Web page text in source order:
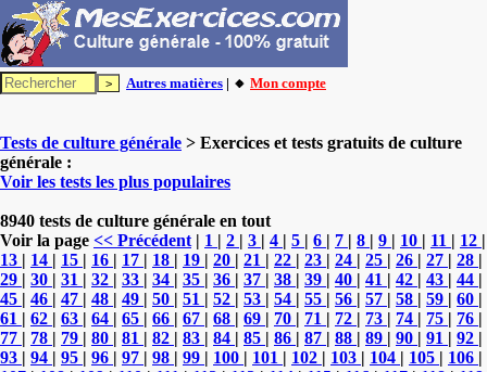
Autres matières | 🔸 Mon compte
Tests de culture générale > Exercices et tests gratuits de culture
générale :
Voir les tests les plus populaires
8940 tests de culture générale en tout
Voir la page << Précédent | 1 | 2 | 3 | 4 | 5 | 6 | 7 | 8 | 9 | 10 | 11 | 12 |
13 | 14 | 15 | 16 | 17 | 18 | 19 | 20 | 21 | 22 | 23 | 24 | 25 | 26 | 27 | 28 |
29 | 30 | 31 | 32 | 33 | 34 | 35 | 36 | 37 | 38 | 39 | 40 | 41 | 42 | 43 | 44 |
45 | 46 | 47 | 48 | 49 | 50 | 51 | 52 | 53 | 54 | 55 | 56 | 57 | 58 | 59 | 60 |
61 | 62 | 63 | 64 | 65 | 66 | 67 | 68 | 69 | 70 | 71 | 72 | 73 | 74 | 75 | 76 |
77 | 78 | 79 | 80 | 81 | 82 | 83 | 84 | 85 | 86 | 87 | 88 | 89 | 90 | 91 | 92 |
93 | 94 | 95 | 96 | 97 | 98 | 99 | 100 | 101 | 102 | 103 | 104 | 105 | 106 |